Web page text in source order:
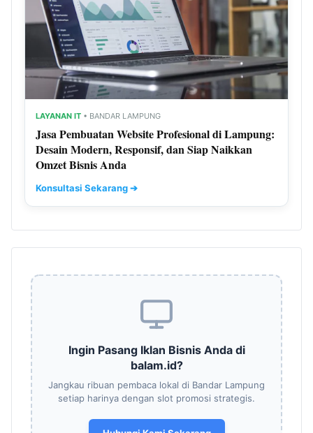
LAYANAN IT • BANDAR LAMPUNG
Jasa Pembuatan Website Profesional di Lampung:
Desain Modern, Responsif, dan Siap Naikkan
Omzet Bisnis Anda
Konsultasi Sekarang ➔
Ingin Pasang Iklan Bisnis Anda di
balam.id?
Jangkau ribuan pembaca lokal di Bandar Lampung
setiap harinya dengan slot promosi strategis.